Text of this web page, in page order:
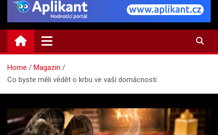
Home
Magazin
Co byste měli vědět o krbu ve vaší domácnosti